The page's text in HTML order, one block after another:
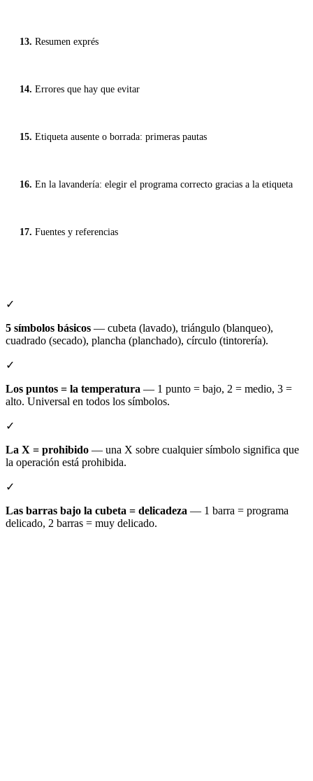
Resumen exprés
Errores que hay que evitar
Etiqueta ausente o borrada: primeras pautas
En la lavandería: elegir el programa correcto gracias a la etiqueta
Fuentes y referencias
✓
5 símbolos básicos — cubeta (lavado), triángulo (blanqueo),
cuadrado (secado), plancha (planchado), círculo (tintorería).
✓
Los puntos = la temperatura — 1 punto = bajo, 2 = medio, 3 =
alto. Universal en todos los símbolos.
✓
La X = prohibido — una X sobre cualquier símbolo significa que
la operación está prohibida.
✓
Las barras bajo la cubeta = delicadeza — 1 barra = programa
delicado, 2 barras = muy delicado.